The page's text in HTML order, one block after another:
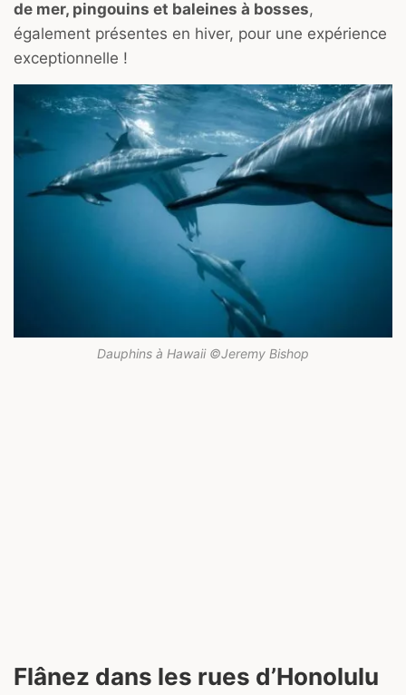
de mer, pingouins et baleines à bosses,
également présentes en hiver, pour une expérience
exceptionnelle !
Dauphins à Hawaii ©Jeremy Bishop
Flânez dans les rues d’Honolulu